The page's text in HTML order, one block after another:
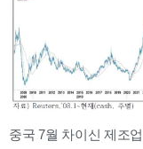
중국 7월 차이신 제조